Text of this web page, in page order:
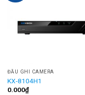
ĐẦU GHI CAMERA
KX-8104H1
0.000₫